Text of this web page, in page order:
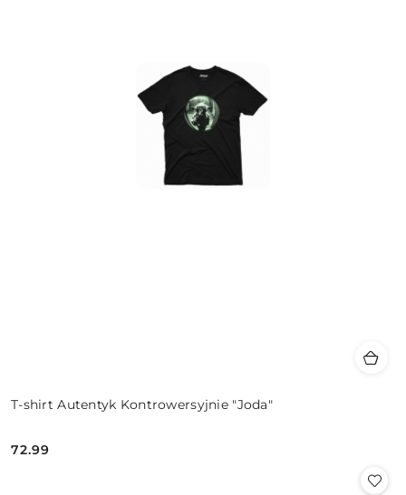
T-shirt Autentyk Kontrowersyjnie "Joda"
Cena:
72.99